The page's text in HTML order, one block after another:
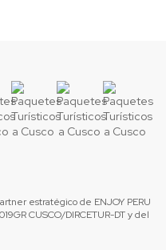
estratégico de ENJOY PERU
CUSCO/DIRCETUR-DT y del